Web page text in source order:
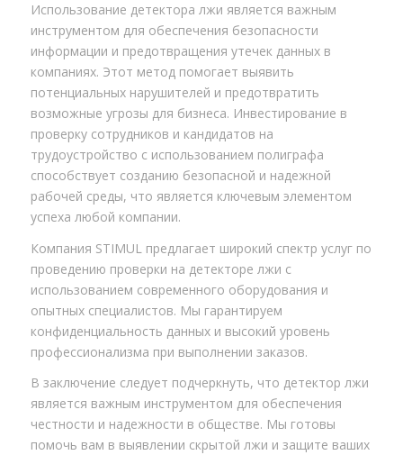
Использование детектора лжи является важным
инструментом для обеспечения безопасности
информации и предотвращения утечек данных в
компаниях. Этот метод помогает выявить
потенциальных нарушителей и предотвратить
возможные угрозы для бизнеса. Инвестирование в
проверку сотрудников и кандидатов на
трудоустройство с использованием полиграфа
способствует созданию безопасной и надежной
рабочей среды, что является ключевым элементом
успеха любой компании.
Компания STIMUL предлагает широкий спектр услуг по
проведению проверки на детекторе лжи с
использованием современного оборудования и
опытных специалистов. Мы гарантируем
конфиденциальность данных и высокий уровень
профессионализма при выполнении заказов.
В заключение следует подчеркнуть, что детектор лжи
является важным инструментом для обеспечения
честности и надежности в обществе. Мы готовы
помочь вам в выявлении скрытой лжи и защите ваших